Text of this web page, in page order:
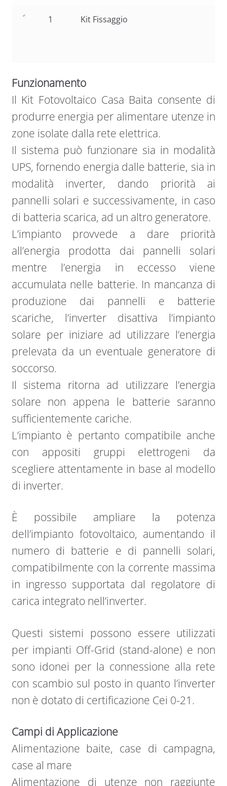
1 Kit Fissaggio
Funzionamento
Il Kit Fotovoltaico Casa Baita consente di
produrre energia per alimentare utenze in
zone isolate dalla rete elettrica.
Il sistema può funzionare sia in modalità
UPS, fornendo energia dalle batterie, sia in
modalità inverter, dando priorità ai
pannelli solari e successivamente, in caso
di batteria scarica, ad un altro generatore.
L’impianto provvede a dare priorità
all’energia prodotta dai pannelli solari
mentre l’energia in eccesso viene
accumulata nelle batterie. In mancanza di
produzione dai pannelli e batterie
scariche, l’inverter disattiva l’impianto
solare per iniziare ad utilizzare l’energia
prelevata da un eventuale generatore di
soccorso.
Il sistema ritorna ad utilizzare l’energia
solare non appena le batterie saranno
sufficientemente cariche.
L’impianto è pertanto compatibile anche
con appositi gruppi elettrogeni da
scegliere attentamente in base al modello
di inverter.
È possibile ampliare la potenza
dell’impianto fotovoltaico, aumentando il
numero di batterie e di pannelli solari,
compatibilmente con la corrente massima
in ingresso supportata dal regolatore di
carica integrato nell’inverter.
Questi sistemi possono essere utilizzati
per impianti Off-Grid (stand-alone) e non
sono idonei per la connessione alla rete
con scambio sul posto in quanto l’inverter
non è dotato di certificazione Cei 0-21.
Campi di Applicazione
Alimentazione baite, case di campagna,
case al mare
Alimentazione di utenze non raggiunte